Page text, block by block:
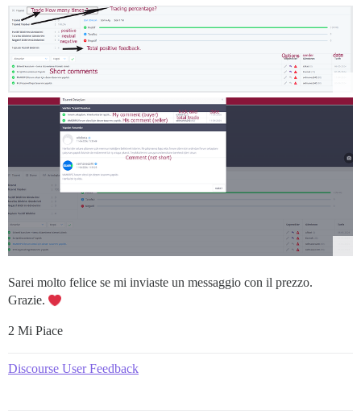
Sarei molto felice se mi inviaste un messaggio con il prezzo.
Grazie.
2 Mi Piace
Discourse User Feedback